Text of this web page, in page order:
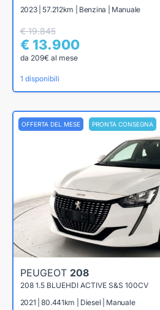
2023 | 57.212km | Benzina | Manuale
€ 19.845
€ 13.900
da 209€ al mese
1 disponibili
OFFERTA DEL MESE PRONTA CONSEGNA
PEUGEOT 208
208 1.5 BLUEHDI ACTIVE S&S 100CV
2021 | 80.441km | Diesel | Manuale